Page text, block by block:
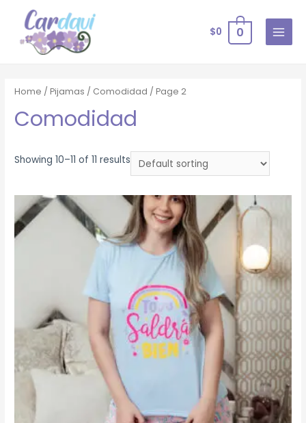
$0 0
Home /Pijamas / Comodidad / Page 2
Comodidad
Showing 10–11 of 11 results